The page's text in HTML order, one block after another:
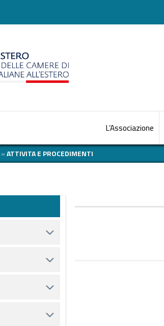
L’Associazione
»ATTIVITA E PROCEDIMENTI